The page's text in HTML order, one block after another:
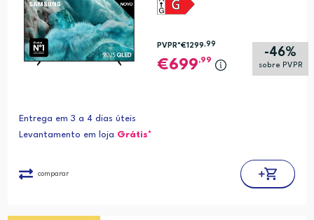
-46%
sobre PVPR
PVPR*€1299,99
699,99
Entrega em 3 a 4 dias úteis
Levantamento em loja Grátis*
comparar